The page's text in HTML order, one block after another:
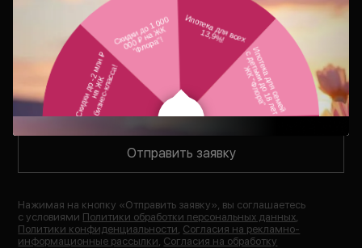
В течение 15 минут
Отправить заявку
Нажимая на кнопку «Отправить заявку», вы соглашаетесь
с условиями Политики обработки персональных данных,
Политики конфиденциальности, Согласия на рекламно-
информационные рассылки, Согласия на обработку